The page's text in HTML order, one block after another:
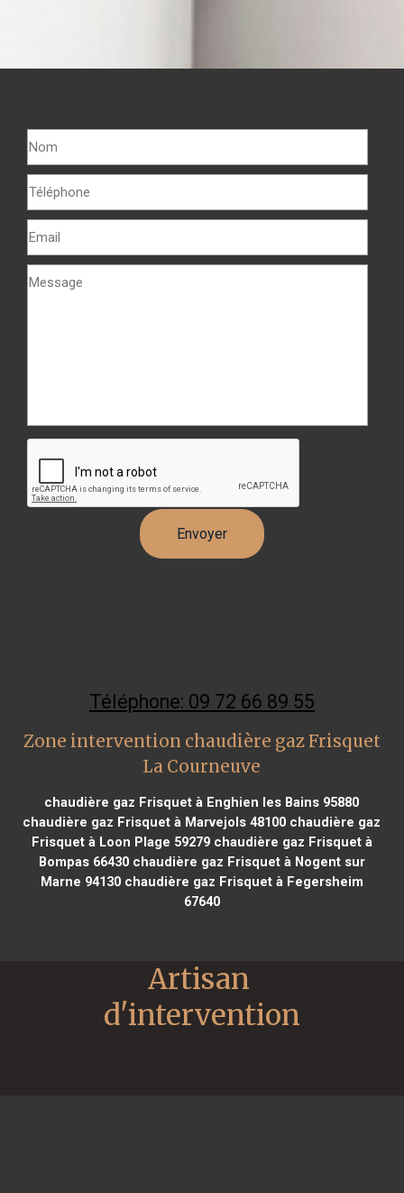
Téléphone: 09 72 66 89 55
Zone intervention chaudière gaz Frisquet
La Courneuve
chaudière gaz Frisquet à Enghien les Bains 95880
chaudière gaz Frisquet à Marvejols 48100 chaudière gaz
Frisquet à Loon Plage 59279chaudière gaz Frisquet à
Bompas 66430chaudière gaz Frisquet à Nogent sur
Marne 94130chaudière gaz Frisquet à Fegersheim
67640
Artisan
d'intervention